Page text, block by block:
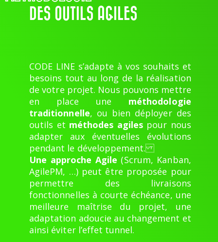
DES OUTILS AGILES
CODE LINE s’adapte à vos souhaits et
besoins tout au long de la réalisation
de votre projet. Nous pouvons mettre
en place une méthodologie
traditionnelle, ou bien déployer des
outils et méthodes agilespour nous
adapter aux éventuelles évolutions
pendant le développement.
Une approche Agile (Scrum, Kanban,
AgilePM, …) peut être proposée pour
permettre des livraisons
fonctionnelles à courte échéance, une
meilleure maîtrise du projet, une
adaptation adoucie au changement et
ainsi éviter l’effet tunnel.